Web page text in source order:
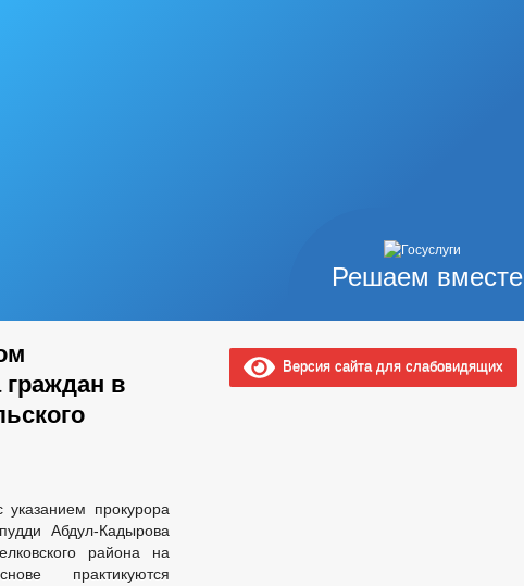
Решаем вместе
в
указанием прокурора
Абдул-Кадырова
района на
практикуются
Версия сайта для слабовидящих